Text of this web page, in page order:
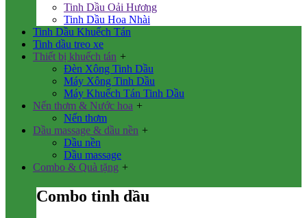
Tinh Dầu Oải Hương
Tinh Dầu Hoa Nhài
Tinh Dầu Khuếch Tán
Tinh dầu treo xe
Thiết bị khuếch tán +
Đèn Xông Tinh Dầu
Máy Xông Tinh Dầu
Máy Khuếch Tán Tinh Dầu
Nến thơm & Nước hoa +
Nến thơm
Dầu massage & dầu nền +
Dầu nền
Dầu massage
Combo & Quà tặng +
Combo tinh dầu